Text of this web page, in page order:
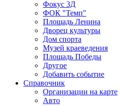
Фокус 3Д
ФОК "Темп"
Площадь Ленина
Дворец культуры
Дом спорта
Музей краеведения
Площадь Победы
Другое
Добавить событие
Справочник
Организации на карте
Авто